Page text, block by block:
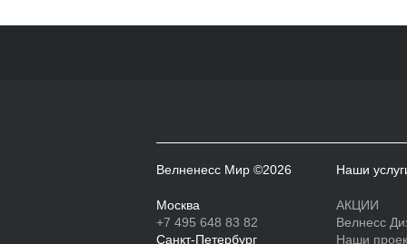
Наши
АКЦИИ
Велнесс
Наши
Велненесс Мир ©2026
Москва
+7 495 648 83 82
Санкт-Петербург